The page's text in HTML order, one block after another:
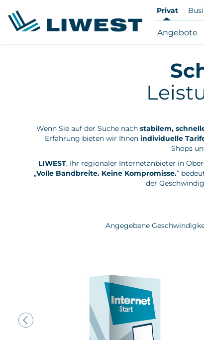
Hauptinhalt
springen
Privat
Angebote
/
Wenn Sie auf der Suche nach stabilem,
Erfahrung bieten wir Ihnen individuelle
Shops
LIWEST, Ihr regionaler Internetanbieter in
„Volle Bandbreite. Keine Kompromisse.“
der
Angegebene